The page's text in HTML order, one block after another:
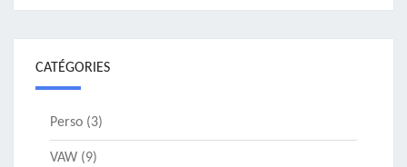
CATÉGORIES
Perso (3)
VAW (9)